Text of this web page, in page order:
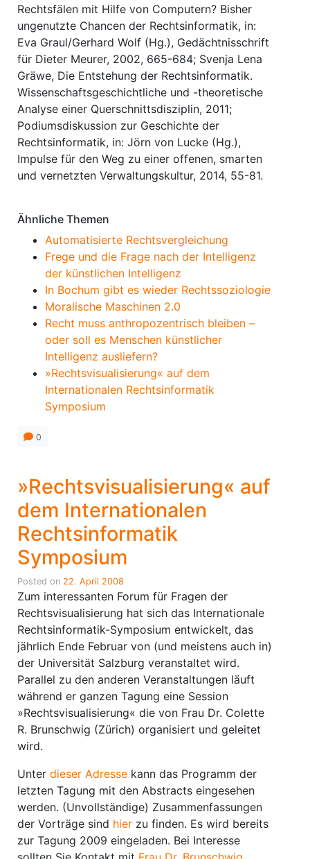
Rechtsfälen mit Hilfe von Computern? Bisher
ungenutzte Chancen der Rechtsinformatik, in:
Eva Graul/Gerhard Wolf (Hg.), Gedächtnisschrift
für Dieter Meurer, 2002, 665-684; Svenja Lena
Gräwe, Die Entstehung der Rechtsinformatik.
Wissenschaftsgeschichtliche und -theoretische
Analyse einer Querschnittsdisziplin, 2011;
Podiumsdiskussion zur Geschichte der
Rechtsinformatik, in: Jörn von Lucke (Hg.),
Impulse für den Weg zu einer offenen, smarten
und vernetzten Verwaltungskultur, 2014, 55-81.
Ähnliche Themen
Automatisierte Rechtsvergleichung
Frege und die Frage nach der Intelligenz
der künstlichen Intelligenz
In Bochum gibt es wieder Rechtssoziologie
Moralische Maschinen 2.0
Recht muss anthropozentrisch bleiben –
oder soll es Menschen künstlicher
Intelligenz ausliefern?
»Rechtsvisualisierung« auf dem
Internationalen Rechtsinformatik
Symposium
0
»Rechtsvisualisierung« auf
dem Internationalen
Rechtsinformatik
Symposium
Posted on 22. April 2008
Zum interessanten Forum für Fragen der
Rechtsvisualisierung hat sich das Internationale
Rechtsinformatik-Symposium entwickelt, das
jährlich Ende Februar von (und meistens auch in)
der Universität Salzburg veranstaltet wird.
Parallel zu den anderen Veranstaltungen läuft
während er ganzen Tagung eine Session
»Rechtsvisualisierung« die von Frau Dr. Colette
R. Brunschwig (Zürich) organisiert und geleitet
wird.
Unter dieser Adresse kann das Programm der
letzten Tagung mit den Abstracts eingesehen
werden. (Unvollständige) Zusammenfassungen
der Vorträge sind hier zu finden. Es wird bereits
zur Tagung 2009 eingeladen. Bei Interesse